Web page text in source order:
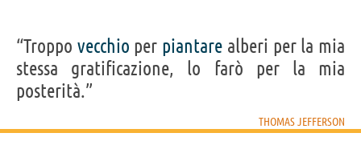
“Troppo vecchio per piantare alberi per la mia
stessa gratificazione, lo farò per la mia
posterità.”
THOMAS JEFFERSON